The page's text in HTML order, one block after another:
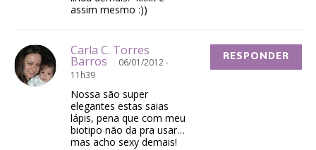
assim mesmo :))
Carla C. Torres
Barros
06/01/2012 -
11h39
Nossa são super
elegantes estas saias
lápis, pena que com meu
biotipo não da pra usar…
mas acho sexy demais!
RESPONDER